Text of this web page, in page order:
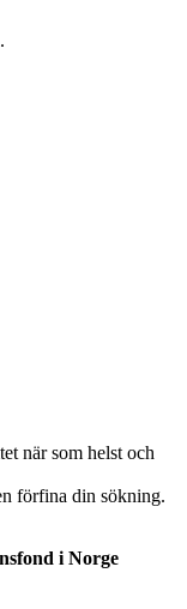
när som helst och
förfina din sökning.
i Norge